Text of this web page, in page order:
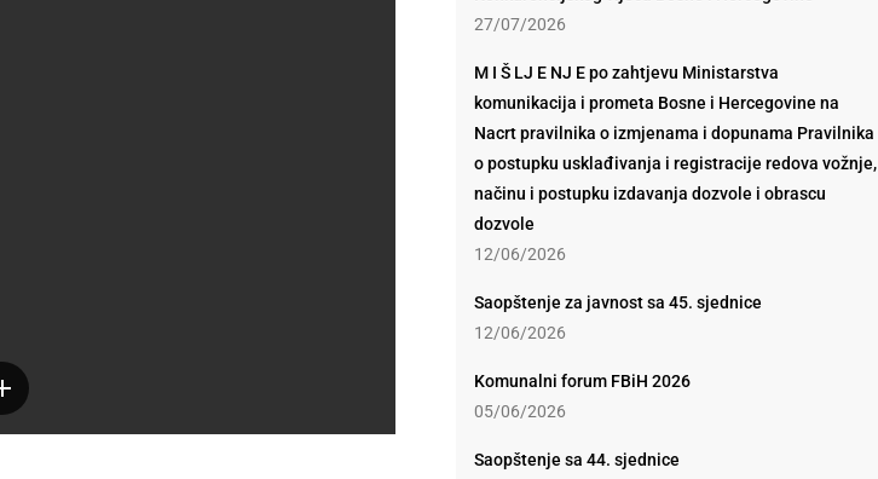
27/07/2026
M I Š LJ E NJ E po zahtjevu Ministarstva
komunikacija i prometa Bosne i Hercegovine na
Nacrt pravilnika o izmjenama i dopunama Pravilnika
o postupku usklađivanja i registracije redova vožnje,
načinu i postupku izdavanja dozvole i obrascu
dozvole
12/06/2026
Saopštenje za javnost sa 45. sjednice
12/06/2026
Komunalni forum FBiH 2026
05/06/2026
Saopštenje sa 44. sjednice